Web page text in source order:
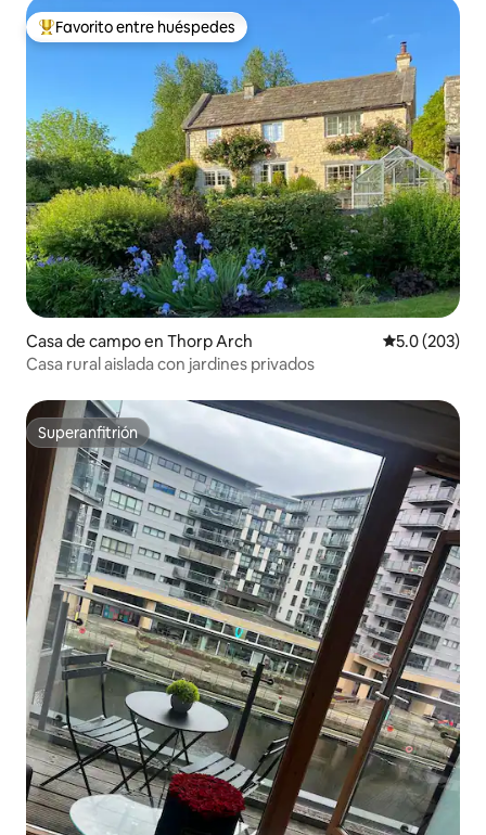
Favorito entre huéspedes preferido
Favorito entre huéspedes
Casa de campo en Thorp Arch Calificación
5.0 (203)
Casa rural aislada con jardines privados
Superanfitrión
Superanfitrión